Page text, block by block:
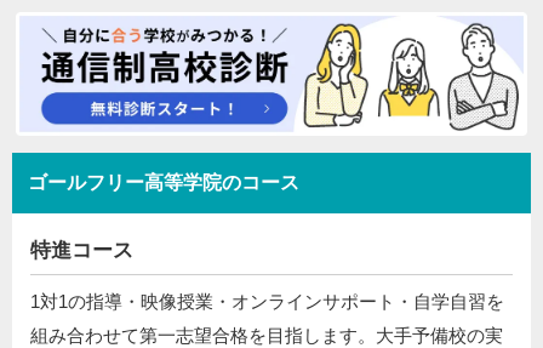
ゴールフリー高等学院のコース
特進コース
1対1の指導・映像授業・オンラインサポート・自学自習を
組み合わせて第一志望合格を目指します。大手予備校の実